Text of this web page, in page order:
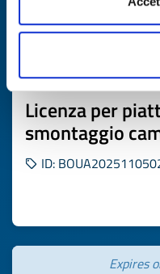
Business offer
Licenza per
smontaggio
ID:
Expires